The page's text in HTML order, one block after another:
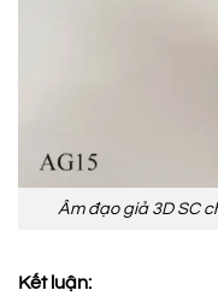
Âm đạo giả 3D SC
Kết luận: